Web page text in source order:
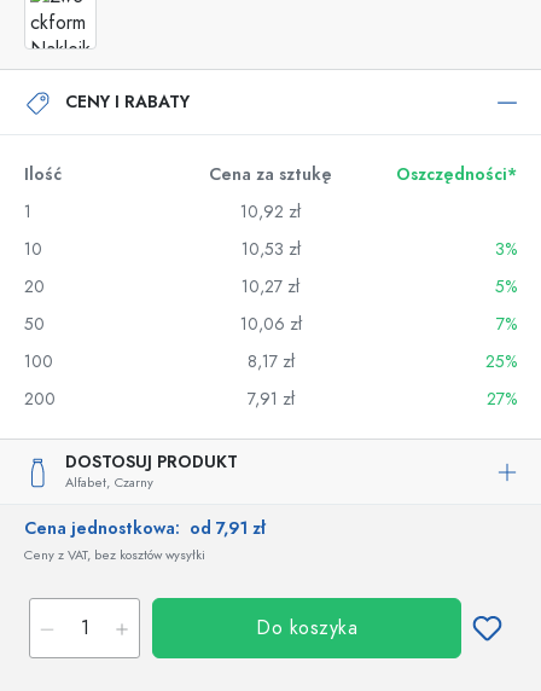
CENY I RABATY
Ilość Cena za sztukę
Oszczędności*
1
10,92 zł
10
10,53 zł
3%
20
10,27 zł
5%
50
10,06 zł
7%
100
8,17 zł
25%
200
7,91 zł 27%
DOSTOSUJ PRODUKT
Alfabet, Czarny
Cena jednostkowa: od 7,91 zł
Ceny z VAT, bez kosztów wysyłki
Do koszyka